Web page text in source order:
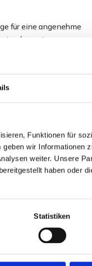
Funktionen für
wir Informationen
weiter. Unsere
haben oder
Statistiken
für eine angenehme
Die
wird von zwei
geräumigen Flur- /
Kellerraum
und direkten
Blick ins Grüne liebt,
Kapitalanlage, mit
geachtet,
ausgestattet. Die
liegt bei 16
keine